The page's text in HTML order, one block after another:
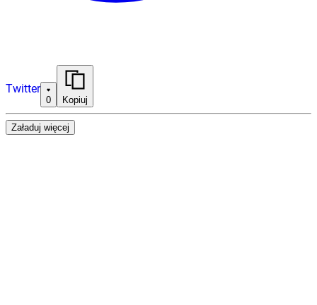
Twitter
0 Kopiuj
Załaduj więcej